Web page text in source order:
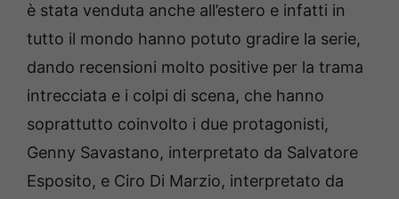
è stata venduta anche all’estero e infatti in
tutto il mondo hanno potuto gradire la serie,
dando recensioni molto positive per la trama
intrecciata e i colpi di scena, che hanno
soprattutto coinvolto i due protagonisti,
Genny Savastano, interpretato da Salvatore
Esposito, e Ciro Di Marzio, interpretato da